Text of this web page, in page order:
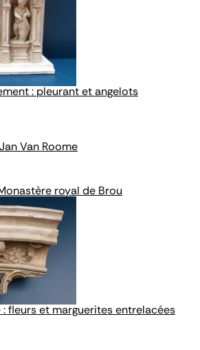
: pleurant et angelots
Van Roome
royal de Brou
fleurs et marguerites entrelacées